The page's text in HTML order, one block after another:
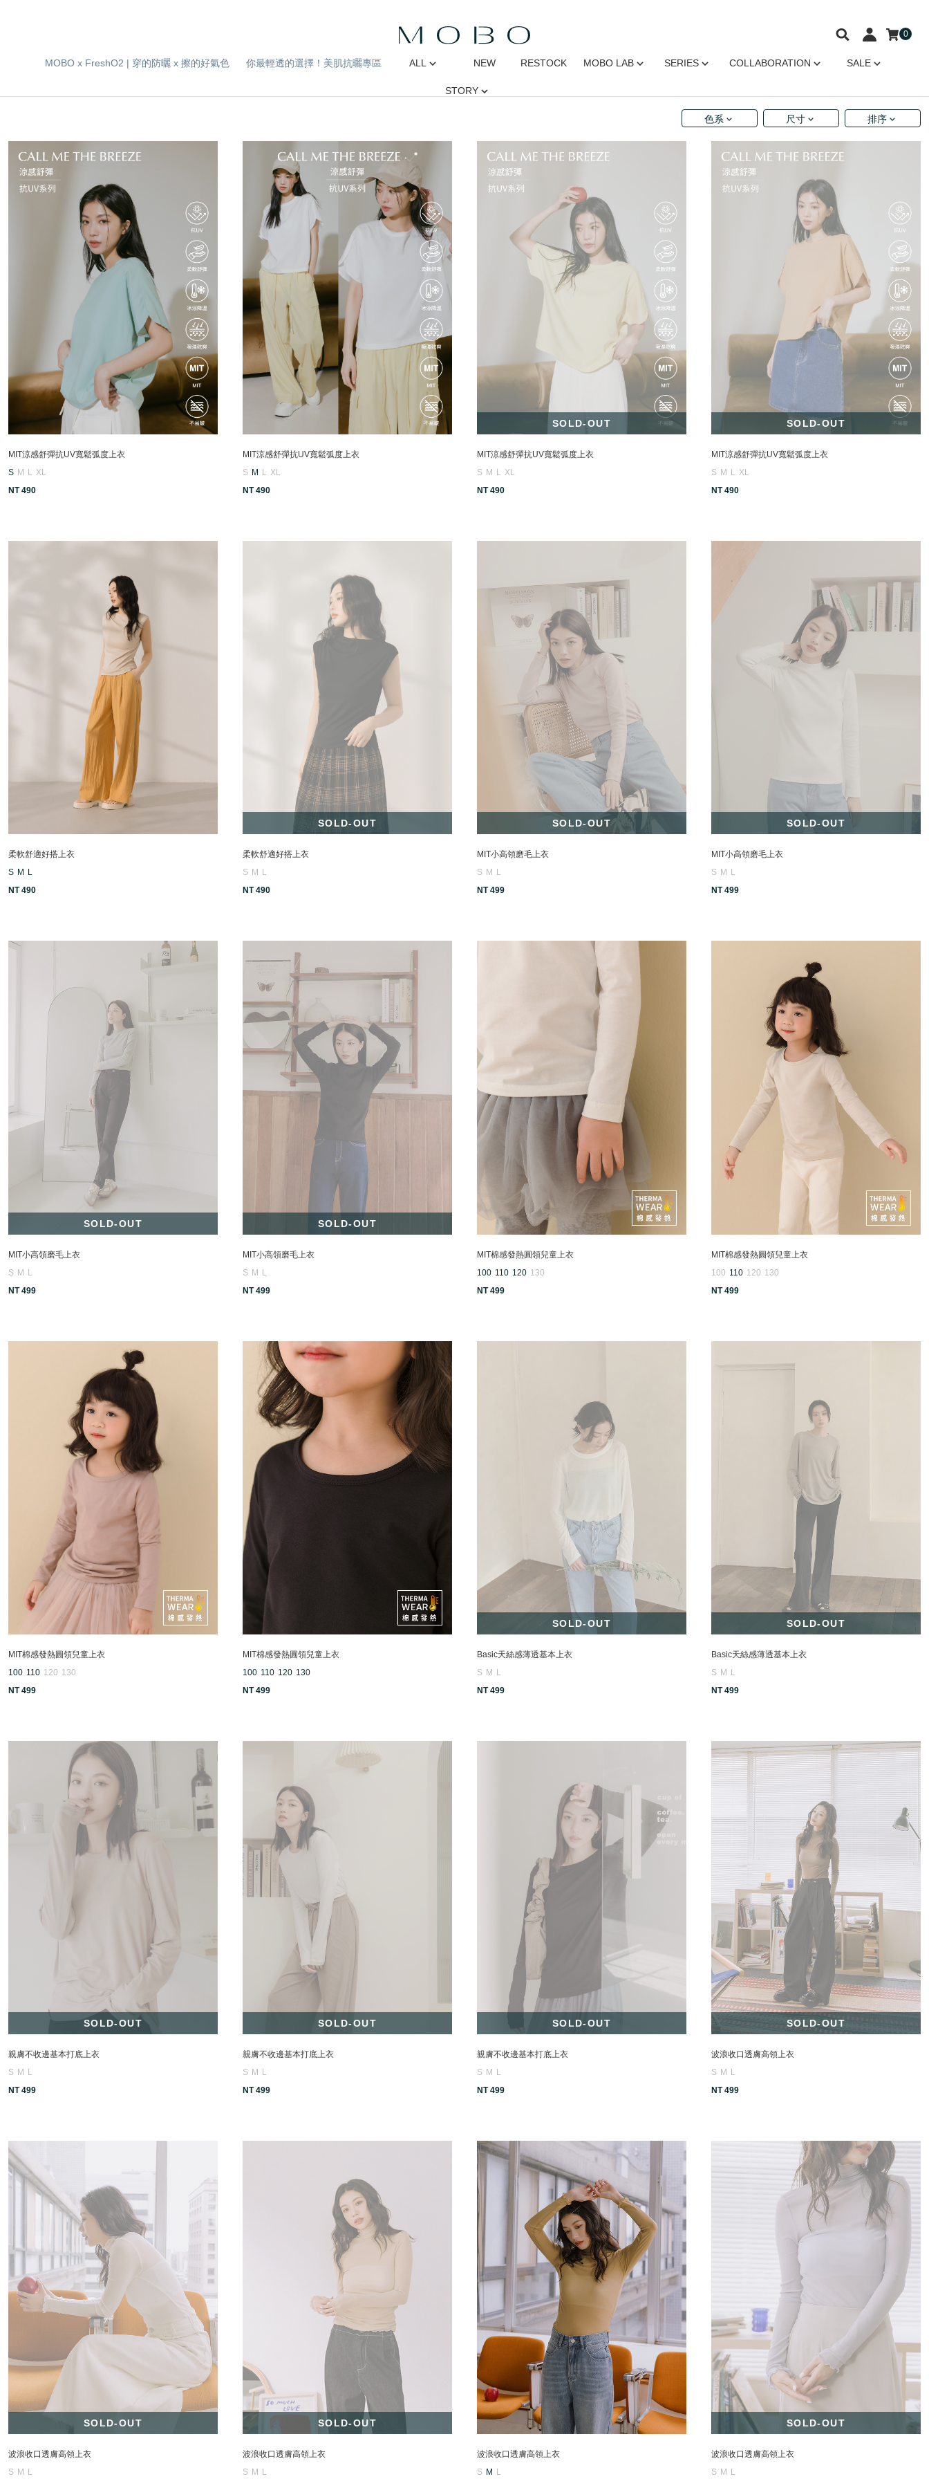
MOBO x FreshO2 | 穿的防曬 x 擦的好氣色 你最輕透的選擇！美肌抗曬專區 ALL NEW RESTOCK MOBO LAB SERIES COLLABORATION SALE
STORY
0
色系 尺寸 排序
MIT涼感舒彈抗UV寬鬆弧度上衣
S M L XL
NT 490
MIT涼感舒彈抗UV寬鬆弧度上衣
S M L XL
NT 490
SOLD-OUT
MIT涼感舒彈抗UV寬鬆弧度上衣
S M L XL
NT 490
SOLD-OUT
MIT涼感舒彈抗UV寬鬆弧度上衣
S M L XL
NT 490
柔軟舒適好搭上衣
S M
L
NT 490
SOLD-OUT
柔軟舒適好搭上衣
S M
L
NT 490
SOLD-OUT
MIT小高領磨毛上衣
S M
L
NT 499
SOLD-OUT
MIT小高領磨毛上衣
S M
L
NT 499
SOLD-OUT
MIT小高領磨毛上衣
S M L
NT 499
SOLD-OUT
MIT小高領磨毛上衣
S M L
NT 499
MIT棉感發熱圓領兒童上衣
100 110 120 130
NT 499
MIT棉感發熱圓領兒童上衣
100 110 120 130
NT 499
MIT棉感發熱圓領兒童上衣
100 110 120 130
NT 499
MIT棉感發熱圓領兒童上衣
100 110 120 130
NT 499
SOLD-OUT
Basic天絲感薄透基本上衣
S M L
NT 499
SOLD-OUT
Basic天絲感薄透基本上衣
S M L
NT 499
SOLD-OUT
親膚不收邊基本打底上衣
S M
L
NT 499
SOLD-OUT
親膚不收邊基本打底上衣
S M
L
NT 499
SOLD-OUT
親膚不收邊基本打底上衣
S M
L
NT 499
SOLD-OUT
波浪收口透膚高領上衣
S M
L
NT 499
SOLD-OUT
波浪收口透膚高領上衣
S M L
SOLD-OUT
波浪收口透膚高領上衣
S M L
波浪收口透膚高領上衣
S M L
SOLD-OUT
波浪收口透膚高領上衣
S M L